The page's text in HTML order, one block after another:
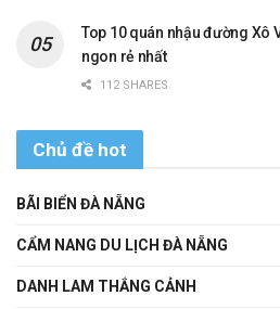
Top 10 quán nhậu đường Xô
ngon rẻ nhất
112 SHARES
Chủ đề hot
BÃI BIỂN ĐÀ NẴNG
CẨM NANG DU LỊCH ĐÀ NẴNG
DANH LAM THẮNG CẢNH